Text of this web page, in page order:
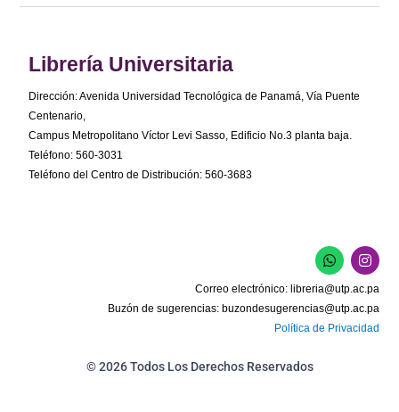
Librería Universitaria
Dirección: Avenida Universidad Tecnológica de Panamá, Vía Puente
Centenario,
Campus Metropolitano Víctor Levi Sasso, Edificio No.3 planta baja.
Teléfono: 560-3031
Teléfono del Centro de Distribución: 560-3683
W
h
a
t
s
a
p
I
n
s
t
a
g
r
Correo electrónico: libreria@utp.ac.pa
Buzón de sugerencias: buzondesugerencias@utp.ac.pa
Política de Privacidad
© 2026 Todos Los Derechos Reservados